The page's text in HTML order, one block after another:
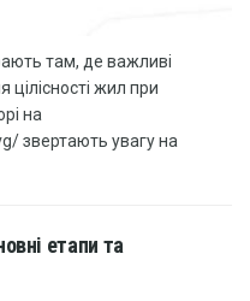
там, де важливі
цілісності жил при
на
звертають увагу на
етапи та